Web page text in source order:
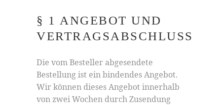
§ 1 ANGEBOT UND
VERTRAGSABSCHLUSS
Die vom Besteller abgesendete
Bestellung ist ein bindendes Angebot.
Wir können dieses Angebot innerhalb
von zwei Wochen durch Zusendung